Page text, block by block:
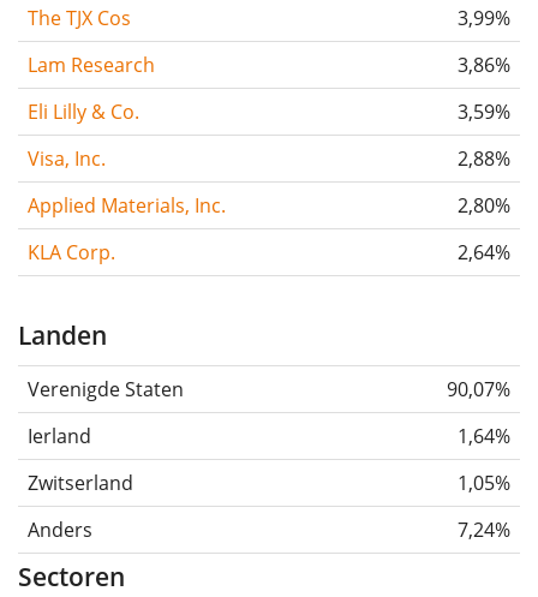
The TJX Cos
3,99%
Lam Research
3,86%
Eli Lilly & Co.
3,59%
Visa, Inc.
2,88%
Applied Materials, Inc.
2,80%
KLA Corp.
2,64%
Landen
Verenigde Staten
90,07%
Ierland
1,64%
Zwitserland
1,05%
Anders
7,24%
Sectoren